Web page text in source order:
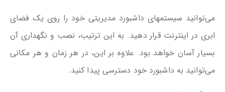
می‌توانید سیستمهای داشبورد مدیریتی خود را روی یک فضای
ابری در اینترنت قرار دهید. به این ترتیب، نصب و نگهداری آن
بسیار آسان خواهد بود. علاوه بر این، در هر زمان و هر مکانی
می‌توانید به داشبورد خود دسترسی پیدا کنید.